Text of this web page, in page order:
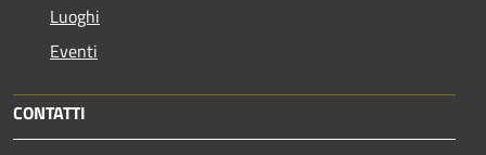
Luoghi
Eventi
CONTATTI